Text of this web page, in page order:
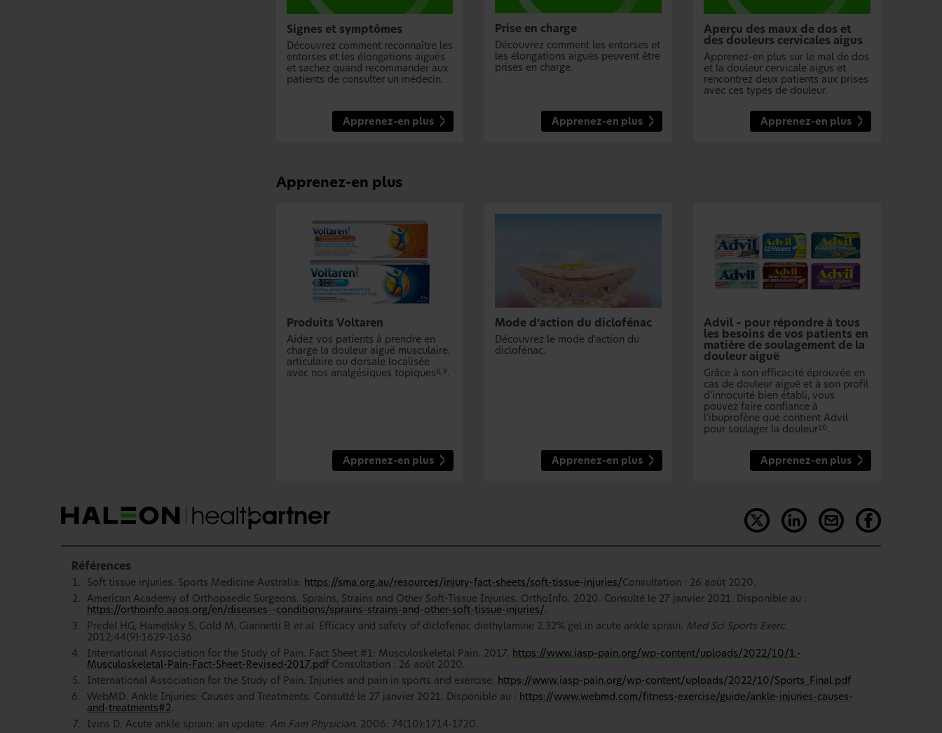
Signes et symptômes
Découvrez comment reconnaître les
entorses et les élongations aiguës
et sachez quand recommander aux
patients de consulter un médecin.
Apprenez-en plus
Prise en charge
Découvrez comment les entorses et
les élongations aiguës peuvent être
prises en charge.
Apprenez-en plus
Aperçu des maux de dos et
des douleurs cervicales aigus
Apprenez-en plus sur le mal de dos
et la douleur cervicale aigus et
rencontrez deux patients aux prises
avec ces types de douleur.
Apprenez-en plus
Apprenez-en plus
Produits Voltaren
Aidez vos patients à prendre en
charge la douleur aiguë musculaire,
articulaire ou dorsale localisée
avec nos analgésiques topiques 8,9.
Apprenez-en plus
Mode d’action du diclofénac
Découvrez le mode d’action du
diclofénac.
Apprenez-en plus
Advil – pour répondre à tous
les besoins de vos patients en
matière de soulagement de la
douleur aiguë
Grâce à son efficacité éprouvée en
cas de douleur aiguë et à son profil
d’innocuité bien établi, vous
pouvez faire confiance à
l’ibuprofène que contient Advil
pour soulager la douleur10 .
Apprenez-en plus
Références
Soft tissue injuries. Sports Medicine Australia: https://sma.org.au/resources/injury-fact-sheets/soft-tissue-injuries/ Consultation : 26 août 2020.
American Academy of Orthopaedic Surgeons. Sprains, Strains and Other Soft-Tissue Injuries. OrthoInfo. 2020. Consulté le 27 janvier 2021. Disponible au :
https://orthoinfo.aaos.org/en/diseases--conditions/sprains-strains-and-other-soft-tissue-injuries/ .
Predel HG, Hamelsky S, Gold M, Giannetti B et al. Efficacy and safety of diclofenac diethylamine 2.32% gel in acute ankle sprain. Med Sci Sports Exerc.
2012;44(9):1629-1636.
International Association for the Study of Pain. Fact Sheet #1: Musculoskeletal Pain. 2017. https://www.iasp-pain.org/wp-content/uploads/2022/10/1.-
Musculoskeletal-Pain-Fact-Sheet-Revised-2017.pdf Consultation : 26 août 2020.
International Association for the Study of Pain. Injuries and pain in sports and exercise. https://www.iasp-pain.org/wp-content/uploads/2022/10/Sports_Final.pdf
WebMD. Ankle Injuries: Causes and Treatments. Consulté le 27 janvier 2021. Disponible au : https://www.webmd.com/fitness-exercise/guide/ankle-injuries-causes-
and-treatments#2.
Ivins D. Acute ankle sprain: an update. Am Fam Physician. 2006; 74(10):1714-1720.